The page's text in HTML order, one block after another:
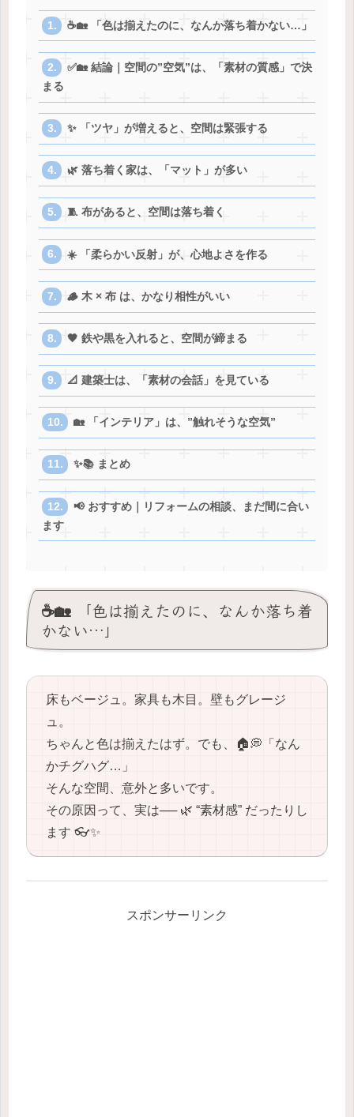
☕️🏡 「色は揃えたのに、なんか落ち着かない…」
✅🏡 結論｜空間の”空気”は、「素材の質感」で決
まる
✨ 「ツヤ」が増えると、空間は緊張する
🌿 落ち着く家は、「マット」が多い
🧵 布があると、空間は落ち着く
☀️ 「柔らかい反射」が、心地よさを作る
🪵 木 × 布 は、かなり相性がいい
🖤 鉄や黒を入れると、空間が締まる
📐 建築士は、「素材の会話」を見ている
🏡 「インテリア」は、”触れそうな空気”
✨📚 まとめ
📢 おすすめ｜リフォームの相談、まだ間に合い
ます
☕️🏡 「色は揃えたのに、なんか落ち着
かない…」
床もベージュ。家具も木目。壁もグレージ
ュ。
ちゃんと色は揃えたはず。でも、🏠💭「なん
かチグハグ…」
そんな空間、意外と多いです。
その原因って、実は── 🌿 “素材感” だったりし
ます 👓✨
スポンサーリンク